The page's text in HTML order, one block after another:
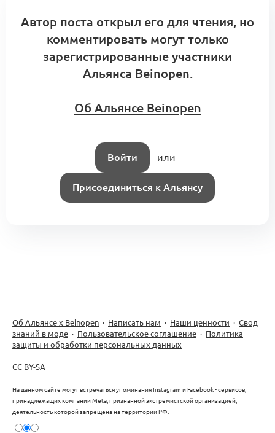
искусственный интеллект
в моде и эталонная фабрика»
0
3 комментария
Тон коммуникации (Tone of Voice)
Материальный и нематериальный
1 комментарий
11
Философия бренда
Петербургский альянс
Автор поста открыл его для чтения, но
комментировать могут только
зарегистрированные участники
Альянса Beinopen.
Об Альянсе Beinopen
Войти или
Присоединиться к Альянсу
Об Альянсе х Beinopen · Написать нам · Наши ценности · Свод
знаний в моде · Пользовательское соглашение · Политика
защиты и обработки персональных данных
CC BY-SA
На данном сайте могут встречаться упоминания Instagram и Facebook - сервисов,
принадлежащих компании Meta, признанной экстремистской организацией,
деятельность которой запрещена на территории РФ.